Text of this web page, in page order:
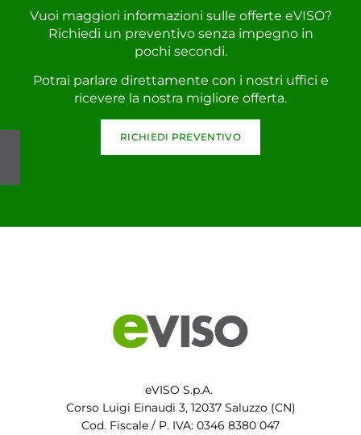
Vuoi maggiori informazioni sulle offerte eVISO?
Richiedi un preventivo senza impegno in
pochi secondi.
Potrai parlare direttamente con i nostri uffici e
ricevere la nostra migliore offerta.
RICHIEDI PREVENTIVO
eVISO S.p.A.
Corso Luigi Einaudi 3, 12037 Saluzzo (CN)
Cod. Fiscale / P. IVA: 0346 8380 047